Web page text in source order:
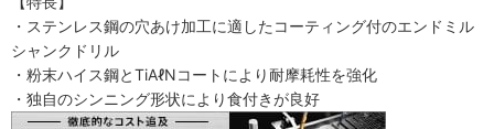
・ステンレス鋼の穴あけ加工に適したコーティング付のエンドミル
シャンクドリル
・粉末ハイス鋼とTiAℓNコートにより耐摩耗性を強化
・独自のシンニング形状により食付きが良好